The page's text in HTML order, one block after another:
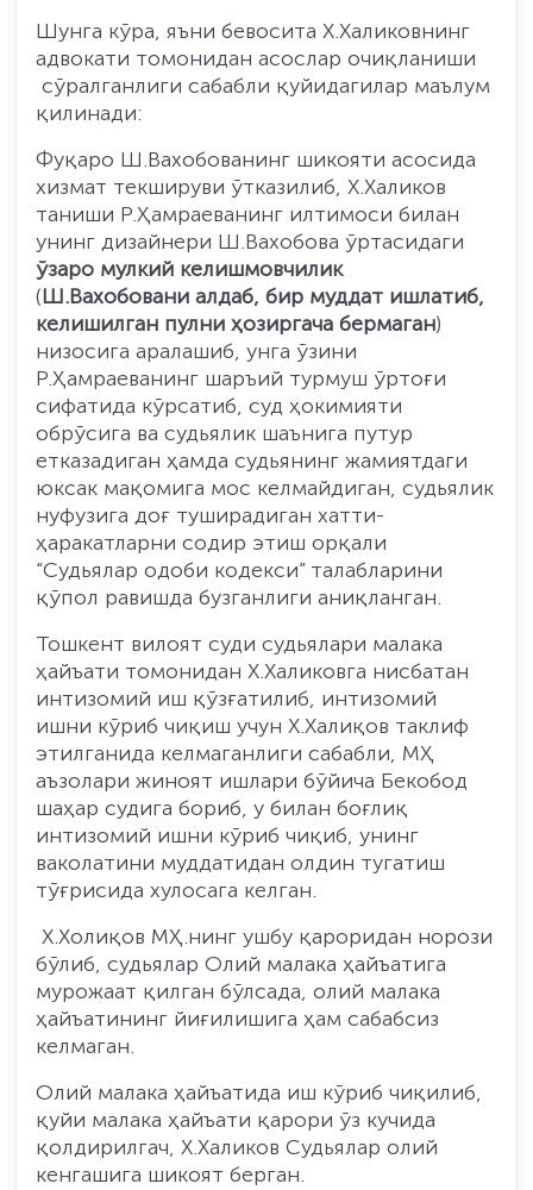
Шунга кўра, яъни бевосита Х.Халиковнинг
адвокати томонидан асослар очиқланиши
сўралганлиги сабабли қуйидагилар маълум
қилинади:
Фуқаро Ш.Вахобованинг шикояти асосида
хизмат текшируви ўтказилиб, Х.Халиков
таниши Р.Ҳамраеванинг илтимоси билан
унинг дизайнери Ш.Вахобова ўртасидаги
ўзаро мулкий келишмовчилик
(Ш.Вахобовани алдаб, бир муддат ишлатиб,
келишилган пулни ҳозиргача бермаган)
низосига аралашиб, унга ўзини
Р.Ҳамраеванинг шаръий турмуш ўртоғи
сифатида кўрсатиб, суд ҳокимияти
обрўсига ва судьялик шаънига путур
етказадиган ҳамда судьянинг жамиятдаги
юксак мақомига мос келмайдиган, судьялик
нуфузига доғ туширадиган хатти-
ҳаракатларни содир этиш орқали
“Судьялар одоби кодекси” талабларини
қўпол равишда бузганлиги аниқланган.
Тошкент вилоят суди судьялари малака
ҳайъати томонидан Х.Халиковга нисбатан
интизомий иш қўзғатилиб, интизомий
ишни кўриб чиқиш учун Х.Халиқов таклиф
этилганида келмаганлиги сабабли, МҲ
аъзолари жиноят ишлари бўйича Бекобод
шаҳар судига бориб, у билан боғлиқ
интизомий ишни кўриб чиқиб, унинг
ваколатини муддатидан олдин тугатиш
тўғрисида хулосага келган.
Х.Холиқов МҲ.нинг ушбу қароридан норози
бўлиб, судьялар Олий малака ҳайъатига
мурожаат қилган бўлсада, олий малака
ҳайъатининг йиғилишига ҳам сабабсиз
келмаган.
Олий малака ҳайъатида иш кўриб чиқилиб,
қуйи малака ҳайъати қарори ўз кучида
қолдирилгач, Х.Халиков Судьялар олий
кенгашига шикоят берган.